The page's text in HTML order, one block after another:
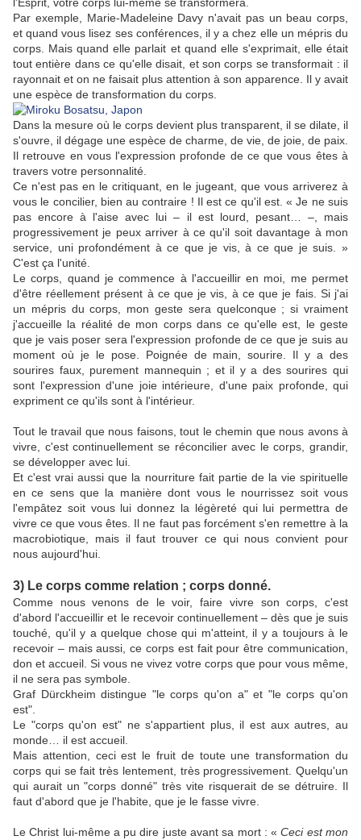
Par exemple, Marie-Madeleine Davy n'avait pas un beau corps,
et quand vous lisez ses conférences, il y a chez elle un mépris du
corps. Mais quand elle parlait et quand elle s'exprimait, elle était
tout entière dans ce qu'elle disait, et son corps se transformait : il
rayonnait et on ne faisait plus attention à son apparence. Il y avait
une espèce de transformation du corps.
Dans la mesure où le corps devient plus transparent, il se dilate, il
s'ouvre, il dégage une espèce de charme, de vie, de joie, de paix.
Il retrouve en vous l'expression profonde de ce que vous êtes à
travers votre personnalité.
Ce n'est pas en le critiquant, en le jugeant, que vous arriverez à
vous le concilier, bien au contraire ! Il est ce qu'il est. « Je ne suis
pas encore à l'aise avec lui – il est lourd, pesant… –, mais
progressivement je peux arriver à ce qu'il soit davantage à mon
service, uni profondément à ce que je vis, à ce que je suis. »
C'est ça l'unité.
Le corps, quand je commence à l'accueillir en moi, me permet
d'être réellement présent à ce que je vis, à ce que je fais. Si j'ai
un mépris du corps, mon geste sera quelconque ; si vraiment
j'accueille la réalité de mon corps dans ce qu'elle est, le geste
que je vais poser sera l'expression profonde de ce que je suis au
moment où je le pose. Poignée de main, sourire. Il y a des
sourires faux, purement mannequin ; et il y a des sourires qui
sont l'expression d'une joie intérieure, d'une paix profonde, qui
expriment ce qu'ils sont à l'intérieur.
Tout le travail que nous faisons, tout le chemin que nous avons à
vivre, c'est continuellement se réconcilier avec le corps, grandir,
se développer avec lui.
Et c'est vrai aussi que la nourriture fait partie de la vie spirituelle
en ce sens que la manière dont vous le nourrissez soit vous
l'empâtez soit vous lui donnez la légèreté qui lui permettra de
vivre ce que vous êtes. Il ne faut pas forcément s'en remettre à la
macrobiotique, mais il faut trouver ce qui nous convient pour
nous aujourd'hui.
3) Le corps comme relation ; corps donné.
Comme nous venons de le voir, faire vivre son corps, c'est
d'abord l'accueillir et le recevoir continuellement – dès que je suis
touché, qu'il y a quelque chose qui m'atteint, il y a toujours à le
recevoir – mais aussi, ce corps est fait pour être communication,
don et accueil. Si vous ne vivez votre corps que pour vous même,
il ne sera pas symbole.
Graf Dürckheim distingue "le corps qu'on a" et "le corps qu'on
est".
Le "corps qu'on est" ne s'appartient plus, il est aux autres, au
monde… il est accueil.
Mais attention, ceci est le fruit de toute une transformation du
corps qui se fait très lentement, très progressivement. Quelqu'un
qui aurait un "corps donné" très vite risquerait de se détruire. Il
faut d'abord que je l'habite, que je le fasse vivre.
Le Christ lui-même a pu dire juste avant sa mort : «Ceci est mon